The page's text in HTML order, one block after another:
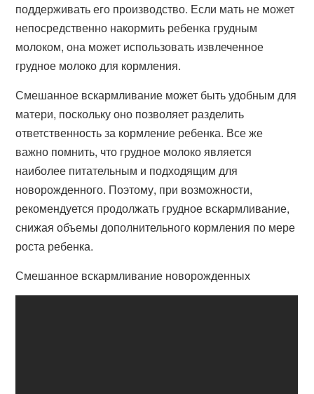
поддерживать его производство. Если мать не может
непосредственно накормить ребенка грудным
молоком, она может использовать извлеченное
грудное молоко для кормления.
Смешанное вскармливание может быть удобным для
матери, поскольку оно позволяет разделить
ответственность за кормление ребенка. Все же
важно помнить, что грудное молоко является
наиболее питательным и подходящим для
новорожденного. Поэтому, при возможности,
рекомендуется продолжать грудное вскармливание,
снижая объемы дополнительного кормления по мере
роста ребенка.
Смешанное вскармливание новорожденных